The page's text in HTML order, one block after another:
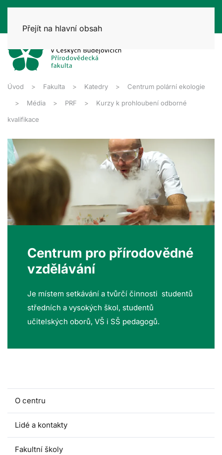
Přejít na hlavní obsah
Úvod Fakulta Katedry Centrum polární ekologie
Média PRF Kurzy k prohloubení odborné
kvalifikace
Centrum pro přírodovědné
vzdělávání
Je místem setkávání a tvůrčí činnosti studentů
středních a vysokých škol, studentů
učitelských oborů, VŠ i SŠ pedagogů.
O centru
Lidé a kontakty
Fakultní školy